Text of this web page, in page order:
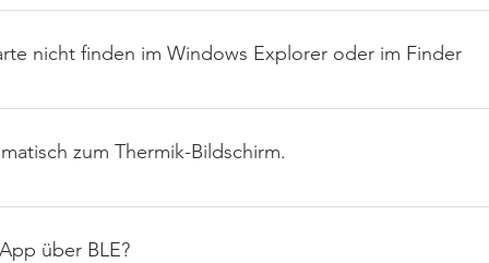
wird erst aktualisiert, wenn das Vario GPS-Empfang hat.
nicht finden im Windows Explorer oder im Finder
im Explorer findest ist entweder die SD Karte nicht im XC
zum Thermik-Bildschirm.
und Screen2=Thermal eingestellt sind, und dann unter
über BLE?